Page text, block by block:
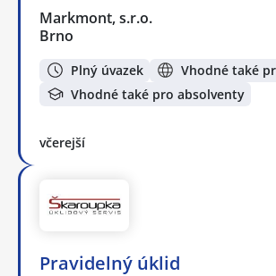
Markmont, s.r.o.
Brno
Plný úvazek
Vhodné také
Vhodné také pro absolventy
včerejší
Pravidelný úklid